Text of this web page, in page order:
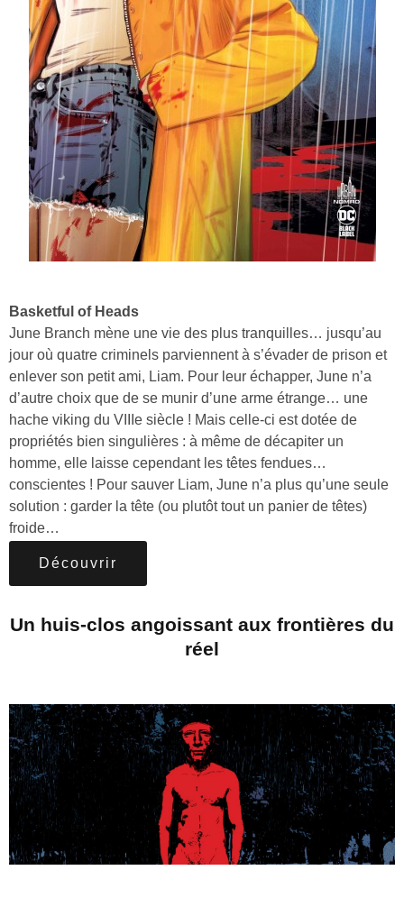
Basketful of Heads
June Branch mène une vie des plus tranquilles… jusqu’au
jour où quatre criminels parviennent à s’évader de prison et
enlever son petit ami, Liam. Pour leur échapper, June n’a
d’autre choix que de se munir d’une arme étrange… une
hache viking du VIIIe siècle ! Mais celle-ci est dotée de
propriétés bien singulières : à même de décapiter un
homme, elle laisse cependant les têtes fendues…
conscientes ! Pour sauver Liam, June n’a plus qu’une seule
solution : garder la tête (ou plutôt tout un panier de têtes)
froide…
Découvrir
Un huis-clos angoissant aux frontières du
réel